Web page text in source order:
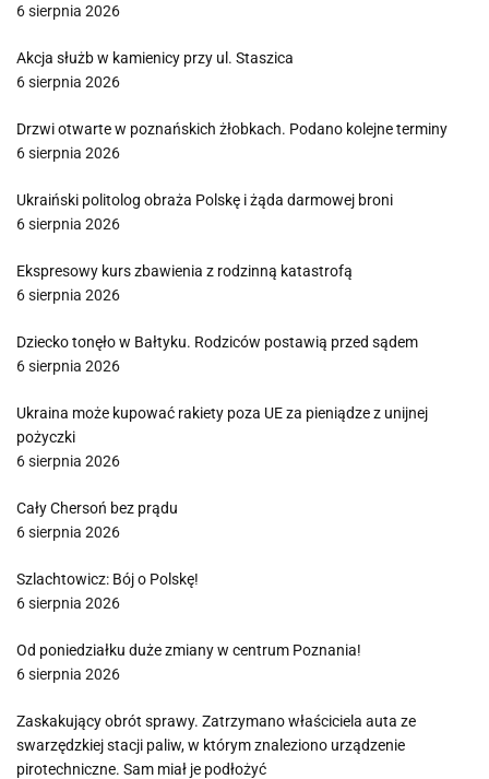
6 sierpnia 2026
Akcja służb w kamienicy przy ul. Staszica
6 sierpnia 2026
Drzwi otwarte w poznańskich żłobkach. Podano kolejne terminy
6 sierpnia 2026
Ukraiński politolog obraża Polskę i żąda darmowej broni
6 sierpnia 2026
Ekspresowy kurs zbawienia z rodzinną katastrofą
6 sierpnia 2026
Dziecko tonęło w Bałtyku. Rodziców postawią przed sądem
6 sierpnia 2026
Ukraina może kupować rakiety poza UE za pieniądze z unijnej
pożyczki
6 sierpnia 2026
Cały Chersoń bez prądu
6 sierpnia 2026
Szlachtowicz: Bój o Polskę!
6 sierpnia 2026
Od poniedziałku duże zmiany w centrum Poznania!
6 sierpnia 2026
Zaskakujący obrót sprawy. Zatrzymano właściciela auta ze
swarzędzkiej stacji paliw, w którym znaleziono urządzenie
pirotechniczne. Sam miał je podłożyć